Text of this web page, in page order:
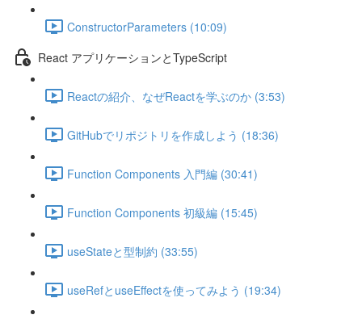
ConstructorParameters (10:09)
React アプリケーションとTypeScript
Reactの紹介、なぜReactを学ぶのか (3:53)
GitHubでリポジトリを作成しよう (18:36)
Function Components 入門編 (30:41)
Function Components 初級編 (15:45)
useStateと型制約 (33:55)
useRefとuseEffectを使ってみよう (19:34)